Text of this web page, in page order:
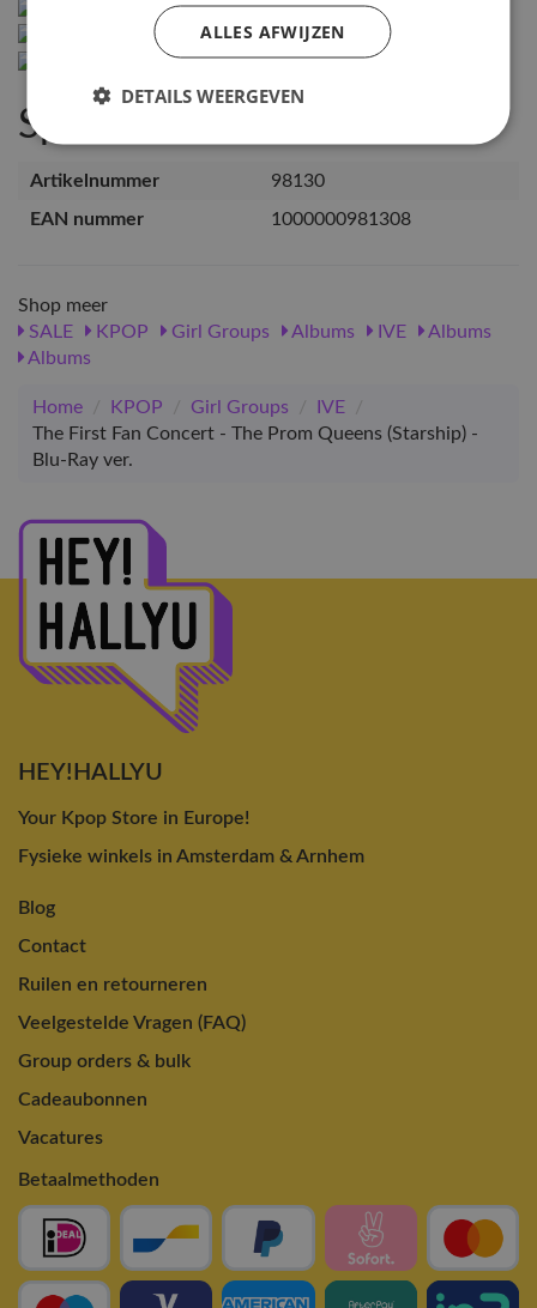
Specificaties
Artikelnummer
98130
EAN nummer
1000000981308
Shop meer
SALE
KPOP Girl Groups Albums IVE
Albums
Albums
Home / KPOP / Girl Groups / IVE
/
The First Fan Concert - The Prom Queens (Starship) -
Blu-Ray ver.
HEY!HALLYU
Your Kpop Store in Europe!
Fysieke winkels in Amsterdam & Arnhem
Blog
Contact
Ruilen en retourneren
Veelgestelde Vragen (FAQ)
Group orders & bulk
Cadeaubonnen
Vacatures
Betaalmethoden
ALLES AFWIJZEN
DETAILS WEERGEVEN